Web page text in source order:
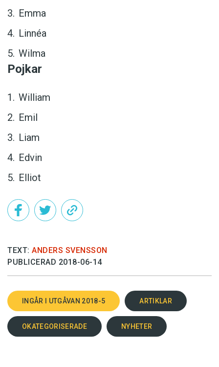
Emma
Linnéa
Wilma
Pojkar
William
Emil
Liam
Edvin
Elliot
TEXT: ANDERS SVENSSON
PUBLICERAD 2018-06-14
INGÅR I UTGÅVAN 2018-5 ARTIKLAR
OKATEGORISERADE NYHETER